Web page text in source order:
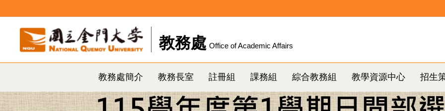
內
教務處 Office of Academic Affairs
教務處簡介 教務長室 註冊組 課務組 綜合教務組 教學資源中心 招生